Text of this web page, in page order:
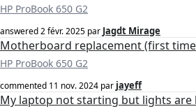
HP ProBook 650 G2
answered2 févr. 2025 par Jagdt Mirage
Motherboard replacement (first
HP ProBook 650 G2
commented 11 nov. 2024 par jayeff
My laptop not starting but lights are